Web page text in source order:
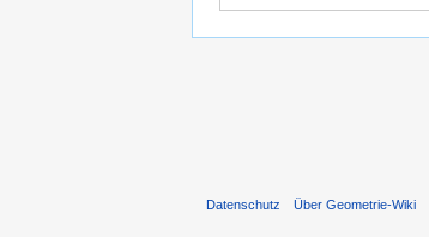
Datenschutz Über Geometrie-Wiki